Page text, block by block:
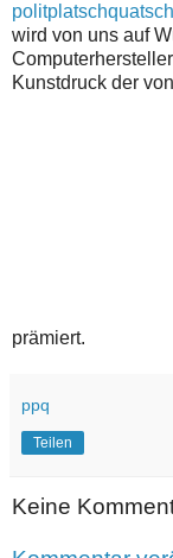
wird von uns auf
Kunstdruck der
prämiert.
ppq
Teilen
Keine